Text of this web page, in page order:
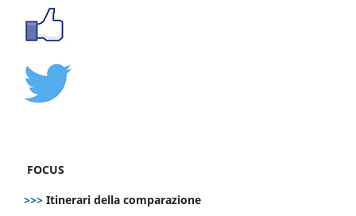
FOCUS
>>> Itinerari della comparazione